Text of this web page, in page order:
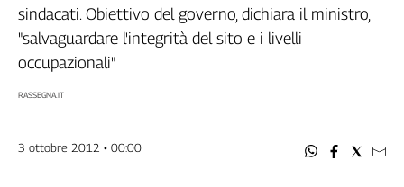
Filt
Fiom
Flc
Nidil
sindacati. Obiettivo del governo, dichiara il ministro,
"salvaguardare l'integrità del sito e i livelli
occupazionali"
RASSEGNA.IT
3 ottobre 2012 • 00:00